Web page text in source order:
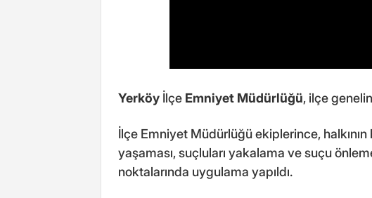
Yerköy İlçe Emniyet Müdürlüğü, ilçe
İlçe Emniyet Müdürlüğü ekiplerince,
yaşaması, suçluları yakalama ve suçu
noktalarında uygulama yapıldı.